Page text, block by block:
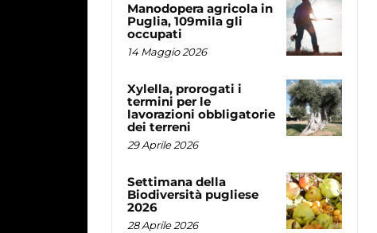
Manodopera agricola in
Puglia, 109mila gli
occupati
14 Maggio 2026
Xylella, prorogati i
termini per le
lavorazioni obbligatorie
dei terreni
29 Aprile 2026
Settimana della
Biodiversità pugliese
2026
28 Aprile 2026